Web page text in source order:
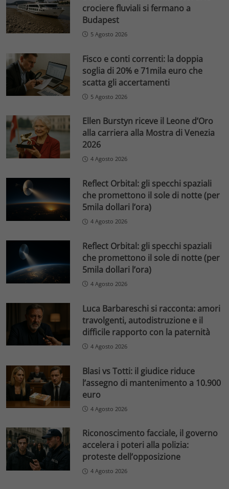
crociere fluviali si fermano a
Budapest
5 Agosto 2026
Fisco e conti correnti: la doppia
soglia di 20% e 71mila euro che
scatta gli accertamenti
5 Agosto 2026
Ellen Burstyn riceve il Leone d’Oro
alla carriera alla Mostra di Venezia
2026
4 Agosto 2026
Reflect Orbital: gli specchi spaziali
che promettono il sole di notte (per
5mila dollari l’ora)
4 Agosto 2026
Reflect Orbital: gli specchi spaziali
che promettono il sole di notte (per
5mila dollari l’ora)
4 Agosto 2026
Luca Barbareschi si racconta: amori
travolgenti, autodistruzione e il
difficile rapporto con la paternità
4 Agosto 2026
Blasi vs Totti: il giudice riduce
l’assegno di mantenimento a 10.900
euro
4 Agosto 2026
Riconoscimento facciale, il governo
accelera i poteri alla polizia:
proteste dell’opposizione
4 Agosto 2026